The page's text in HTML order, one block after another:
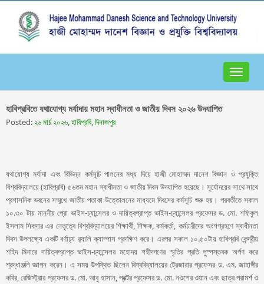
Toggle
হাবিপ্রবিতে যথাযোগ্য মর্যাদায় মহান স্বাধীনতা ও জাতীয় দিবস ২০২৬ উদযাপিত
Posted:২৬ মার্চ ২০২৬, হাবিপ্রবি, দিনাজপুর
যথাযোগ্য মর্যাদা এবং বিভিন্ন কর্মসূচি পালনের মধ্য দিয়ে হাজী মোহাম্মদ দানেশ বিজ্ঞান ও প্রযুক্তি
বিশ্ববিদ্যালয়ে (হাবিপ্রবি) ৫৬তম মহান স্বাধীনতা ও জাতীয় দিবস উদযাপিত হয়েছে। সূর্যোদয়ের সাথে সাথে
প্রশাসনিক ভবনের সম্মুখে জাতীয় পতাকা উত্তোলনের মাধ্যমে দিবসের কর্মসূচি শুরু হয়। পরবর্তীতে সকাল
১০.৩০ টায় মাননীয় প্রো ভাইস-চ্যান্সেলর ও দায়িত্বপ্রাপ্ত ভাইস-চ্যান্সেলর প্রফেসর ড. মো. শফিকুল
ইসলাম সিকদার এর নেতৃত্বে বিশ্ববিদ্যালয়ের শিক্ষার্থী, শিক্ষক, কর্মকর্তা, কর্মচারীদের অংশগ্রহণে স্বাধীনতা
দিবস উপলক্ষ্যে একটি বর্ণাঢ্য র‌্যালি ক্যাম্পাস প্রদক্ষিণ করে। এরপর সকাল ১০.৫০টায় হাবিপ্রবি কেন্দ্রীয়
শহিদ মিনারে দায়িত্বপ্রাপ্ত ভাইস-চ্যান্সেলর মহোদয় শহীদগণের স্মৃতির প্রতি পুস্পস্তবক অর্পণ করে
শ্রদ্ধাঞ্জলি জ্ঞাপন করেন। এ সময় উপস্থিত ছিলেন বিশ্ববিদ্যালয়ের ট্রেজারার প্রফেসর ড. এম. জাহাঙ্গীর
কবির, রেজিস্ট্রার প্রফেসর ড. মো. আবু হাসান, প্রক্টর প্রফেসর ড. মো. নওশের ওয়ান এবং ছাত্র পরামর্শ ও